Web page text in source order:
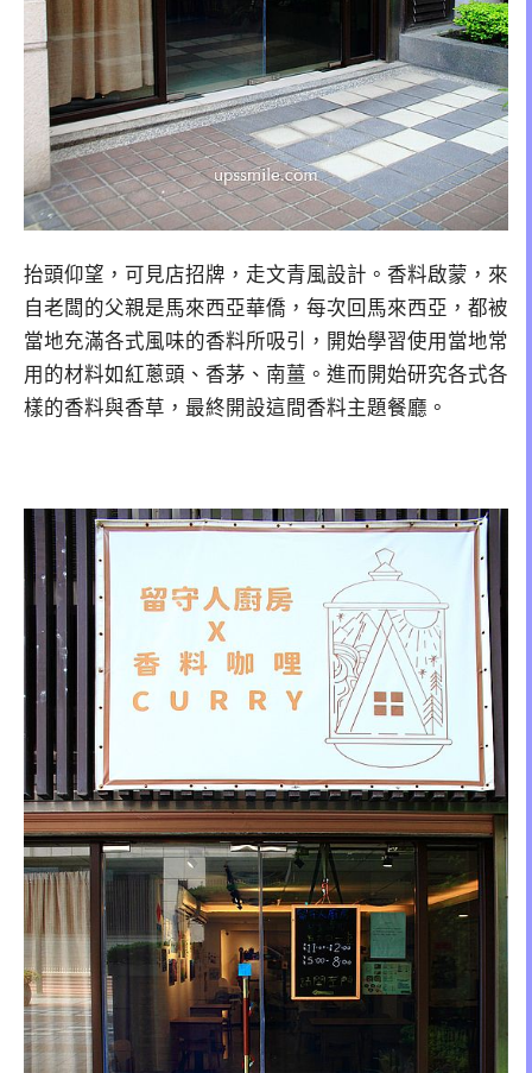
抬頭仰望，可見店招牌，走文青風設計。香料啟蒙，來
自老闆的父親是馬來西亞華僑，每次回馬來西亞，都被
當地充滿各式風味的香料所吸引，開始學習使用當地常
用的材料如紅蔥頭、香茅、南薑。進而開始研究各式各
樣的香料與香草，最終開設這間香料主題餐廳。